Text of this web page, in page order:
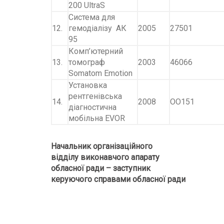
200 UltraS
12.
Система для
гемодіалізу АК
95
2005 27501
13.
Комп’ютерний
томограф
Somatom Emotion
2003 46066
14.
Установка
рентгенівська
діагностична
мобільна EVOR
2008 ОО151
Начальник організаційного
відділу виконавчого апарату
обласної ради – заступник
керуючого справами